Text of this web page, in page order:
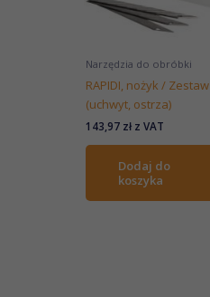
Narzędzia do obróbki
RAPIDI, nożyk / Zestaw
(uchwyt, ostrza)
143,97 złz VAT
Dodaj do
koszyka